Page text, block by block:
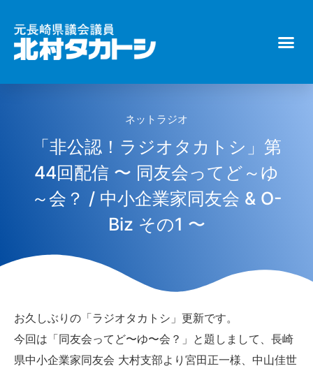
ネットラジオ
「非公認！ラジオタカトシ」第
44回配信 〜 同友会ってど～ゆ
～会？ / 中小企業家同友会 & O-
Biz その1 〜
お久しぶりの「ラジオタカトシ」更新です。
今回は「同友会ってど〜ゆ〜会？」と題しまして、長崎
県中小企業家同友会 大村支部より宮田正一様、中山佳世